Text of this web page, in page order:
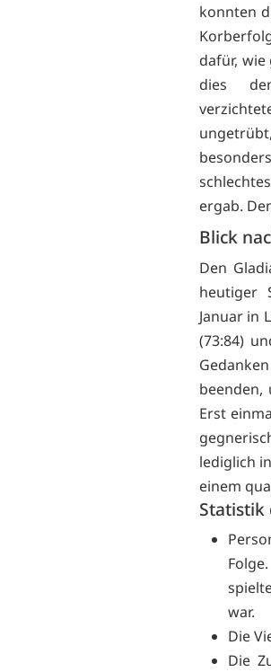
konnten
dafür,
dies
ergab.
Blick
Den
heutiger
Januar in
(73:84)
Erst
lediglich
einem
Statistik
war.
Die
Die